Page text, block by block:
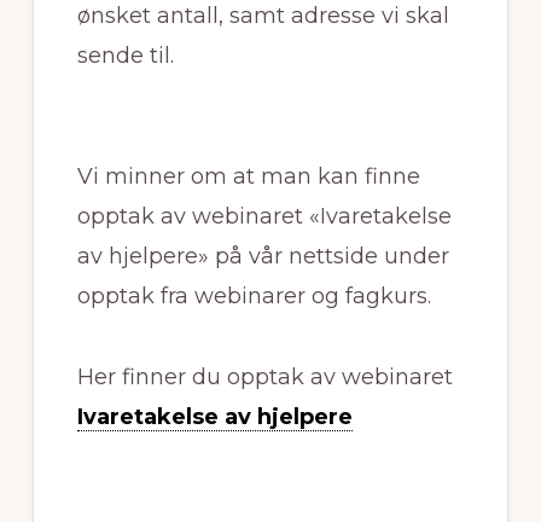
ønsket antall, samt adresse vi skal
sende til.
Vi minner om at man kan finne
opptak av webinaret «Ivaretakelse
av hjelpere» på vår nettside under
opptak fra webinarer og fagkurs.
Her finner du opptak av webinaret
Ivaretakelse av hjelpere